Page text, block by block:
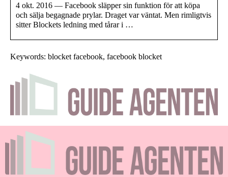
4 okt. 2016 — Facebook släpper sin funktion för att köpa
och sälja begagnade prylar. Draget var väntat. Men rimligtvis
sitter Blockets ledning med tårar i …
Keywords: blocket facebook, facebook blocket